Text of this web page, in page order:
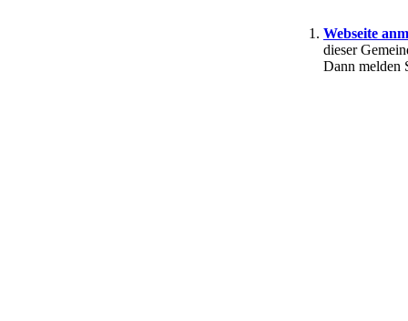
Webseite
dieser
Dann melden